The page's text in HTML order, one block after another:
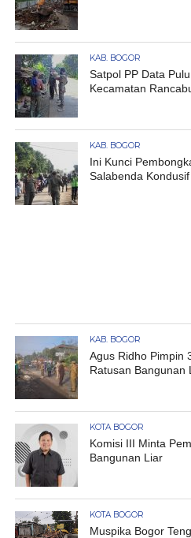
KAB. BOGOR
Satpol PP Data
Kecamatan
KAB. BOGOR
Ini Kunci
Salabenda Kondusif
KAB. BOGOR
Agus Ridho Pimpin
Ratusan Bangunan
KOTA BOGOR
Komisi III Minta
Bangunan Liar
KOTA BOGOR
Muspika Bogor